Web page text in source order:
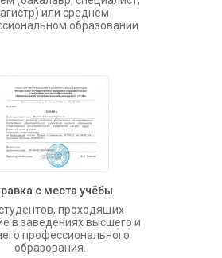
или среднем
образовании
с места учёбы
проходящих
в заведениях высшего и
профессионального
образования.